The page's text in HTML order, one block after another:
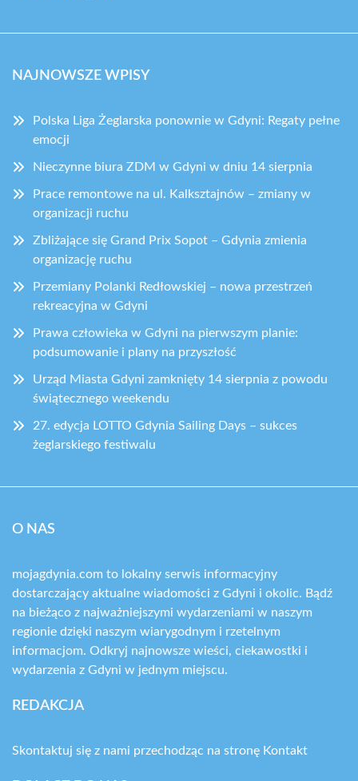
NAJNOWSZE WPISY
Polska Liga Żeglarska ponownie w Gdyni: Regaty pełne
emocji
Nieczynne biura ZDM w Gdyni w dniu 14 sierpnia
Prace remontowe na ul. Kalksztajnów – zmiany w
organizacji ruchu
Zbliżające się Grand Prix Sopot – Gdynia zmienia
organizację ruchu
Przemiany Polanki Redłowskiej – nowa przestrzeń
rekreacyjna w Gdyni
Prawa człowieka w Gdyni na pierwszym planie:
podsumowanie i plany na przyszłość
Urząd Miasta Gdyni zamknięty 14 sierpnia z powodu
świątecznego weekendu
27. edycja LOTTO Gdynia Sailing Days – sukces
żeglarskiego festiwalu
O NAS
mojagdynia.com to lokalny serwis informacyjny
dostarczający aktualne wiadomości z Gdyni i okolic. Bądź
na bieżąco z najważniejszymi wydarzeniami w naszym
regionie dzięki naszym wiarygodnym i rzetelnym
informacjom. Odkryj najnowsze wieści, ciekawostki i
wydarzenia z Gdyni w jednym miejscu.
REDAKCJA
Skontaktuj się z nami przechodząc na stronę Kontakt